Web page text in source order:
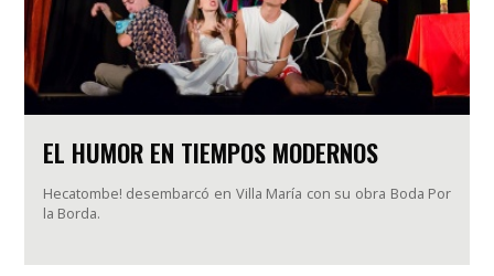
EL HUMOR EN TIEMPOS MODERNOS
Hecatombe! desembarcó en Villa María con su obra Boda Por
la Borda.